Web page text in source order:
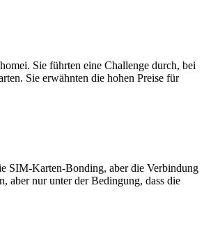
Sie führten eine Challenge durch, bei
Sie erwähnten die hohen Preise für
SIM-Karten-Bonding, aber die Verbindung
aber nur unter der Bedingung, dass die